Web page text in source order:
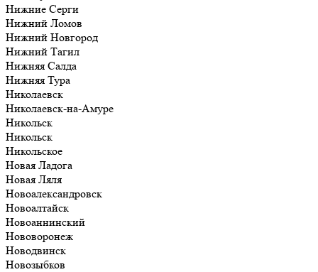
Нижние Серги
Нижний Ломов
Нижний Новгород
Нижний Тагил
Нижняя Салда
Нижняя Тура
Николаевск
Николаевск-на-Амуре
Никольск
Никольск
Никольское
Новая Ладога
Новая Ляля
Новоалександровск
Новоалтайск
Новоаннинский
Нововоронеж
Новодвинск
Новозыбков